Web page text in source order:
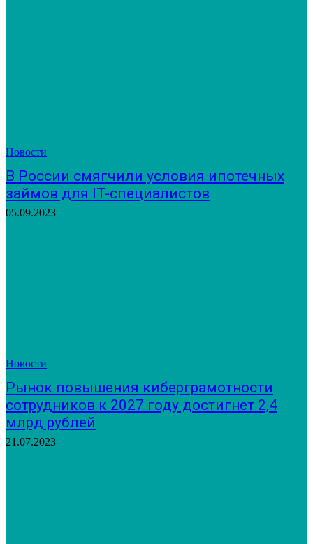
Новости
В России смягчили условия ипотечных
займов для IT-специалистов
05.09.2023
Новости
Рынок повышения киберграмотности
сотрудников к 2027 году достигнет 2,4
млрд рублей
21.07.2023